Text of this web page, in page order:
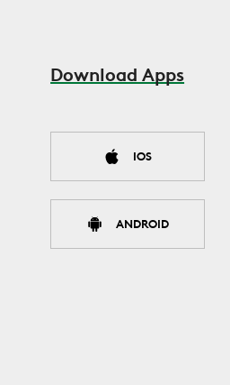
Download Apps
IOS
ANDROID